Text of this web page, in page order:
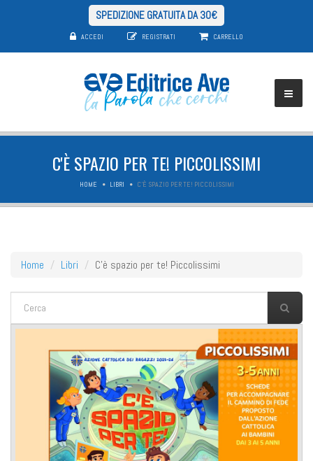
SPEDIZIONE GRATUITA DA 30€
ACCEDI REGISTRATI CARRELLO
C'È SPAZIO PER TE! PICCOLISSIMI
HOME LIBRI C'È SPAZIO PER TE! PICCOLISSIMI
Home Libri C'è spazio per te! Piccolissimi
FORM DI RICERCA